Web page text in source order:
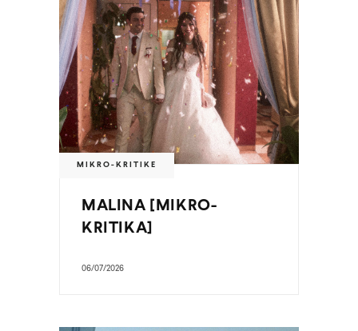
MIKRO-KRITIKE
MALINA [MIKRO-
KRITIKA]
06/07/2026